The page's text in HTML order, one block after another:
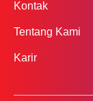
Kontak
Tentang Kami
Karir